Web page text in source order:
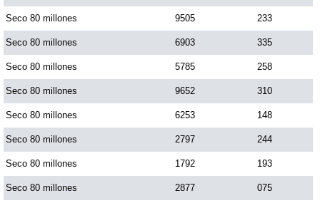
Seco 80 millones 9505 233
Seco 80 millones 6903 335
Seco 80 millones 5785 258
Seco 80 millones 9652 310
Seco 80 millones 6253 148
Seco 80 millones 2797 244
Seco 80 millones 1792 193
Seco 80 millones 2877 075